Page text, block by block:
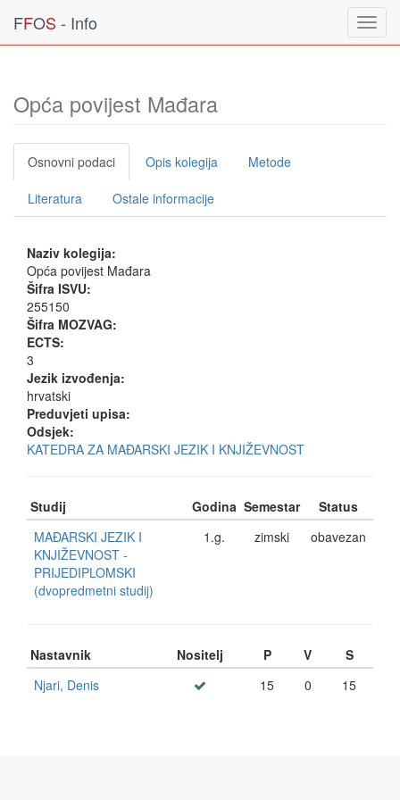
FFOS - Info
Opća povijest Mađara
Osnovni podaci Opis kolegija Metode
Literatura Ostale informacije
Naziv kolegija:
Opća povijest Mađara
Šifra ISVU:
255150
Šifra MOZVAG:
ECTS:
3
Jezik izvođenja:
hrvatski
Preduvjeti upisa:
Odsjek:
KATEDRA ZA MAĐARSKI JEZIK I KNJIŽEVNOST
Studij Godina Semestar
Status
MAĐARSKI JEZIK I
KNJIŽEVNOST -
PRIJEDIPLOMSKI
(dvopredmetni studij)
1.g. zimski obavezan
Nastavnik Nositelj P V
S
Njari, Denis
15 0 15